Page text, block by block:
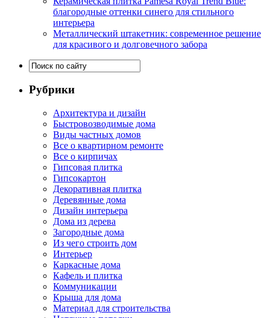
благородные оттенки синего для стильного
интерьера
Металлический штакетник: современное решение
для красивого и долговечного забора
Рубрики
Архитектура и дизайн
Быстровозводимые дома
Виды частных домов
Все о квартирном ремонте
Все о кирпичах
Гипсовая плитка
Гипсокартон
Декоративная плитка
Деревянные дома
Дизайн интерьера
Дома из дерева
Загородные дома
Из чего строить дом
Интерьер
Каркасные дома
Кафель и плитка
Коммуникации
Крыша для дома
Материал для строительства